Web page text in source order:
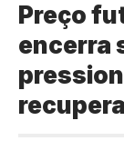
Preço
encerra